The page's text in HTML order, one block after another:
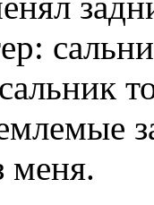
меня.